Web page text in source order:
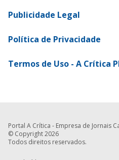
Publicidade Legal
Política de Privacidade
Termos de Uso - A Crítica
Portal A Crítica - Empresa de Jornais
© Copyright 2026
Todos direitos reservados.